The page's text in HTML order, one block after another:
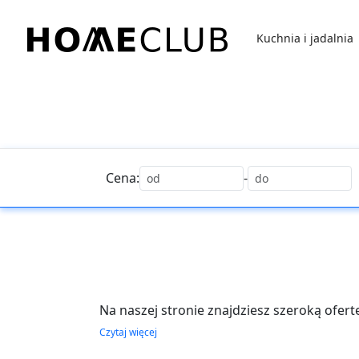
treści
Kuchnia i jadalnia
Cena: -
Na naszej stronie znajdziesz szeroką
naszej dedykowanej sekcji znajdziesz
Czytaj więcej